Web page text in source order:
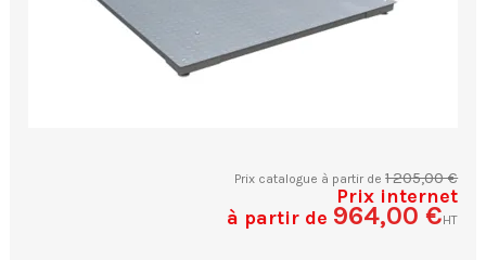
Prix catalogue à partir de1 205,00 €
Prix internet
à partir de 964,00 €HT